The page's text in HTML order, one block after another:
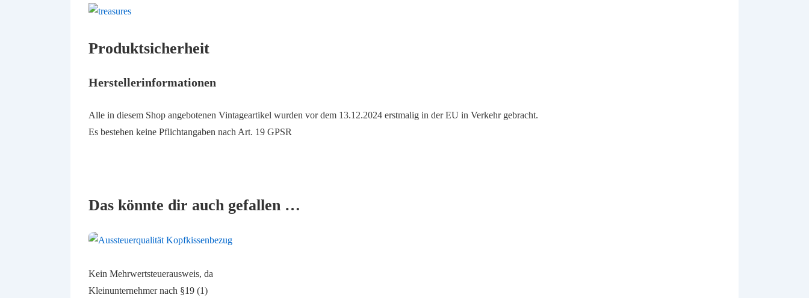
Produktsicherheit
Herstellerinformationen
Alle in diesem Shop angebotenen Vintageartikel wurden vor dem 13.12.2024 erstmalig in der EU in Verkehr gebracht.
Es bestehen keine Pflichtangaben nach Art. 19 GPSR
Das könnte dir auch gefallen …
Kein Mehrwertsteuerausweis, da
Kleinunternehmer nach §19 (1)